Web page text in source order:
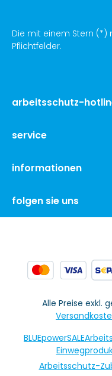
Die mit einem Stern (*)
Pflichtfelder.
arbeitsschutz-
service
informationen
folgen sie uns
Alle Preise exkl.
BLUEpowerSALE
Arbeitsschutz-